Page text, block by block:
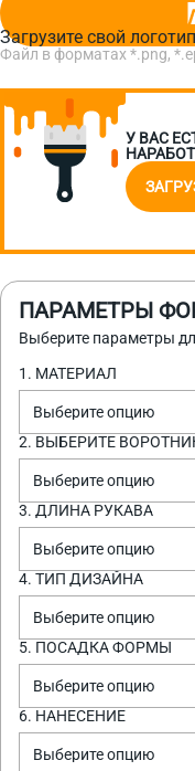
Загрузите свой логотип
Файл в форматах *.png,
У ВАС
ПАРАМЕТРЫ
Выберите параметры
1. МАТЕРИАЛ
Выберите опцию
2. ВЫБЕРИТЕ
Выберите опцию
3. ДЛИНА РУКАВА
Выберите опцию
4. ТИП ДИЗАЙНА
Выберите опцию
5. ПОСАДКА ФОРМЫ
Выберите опцию
6. НАНЕСЕНИЕ
Выберите опцию